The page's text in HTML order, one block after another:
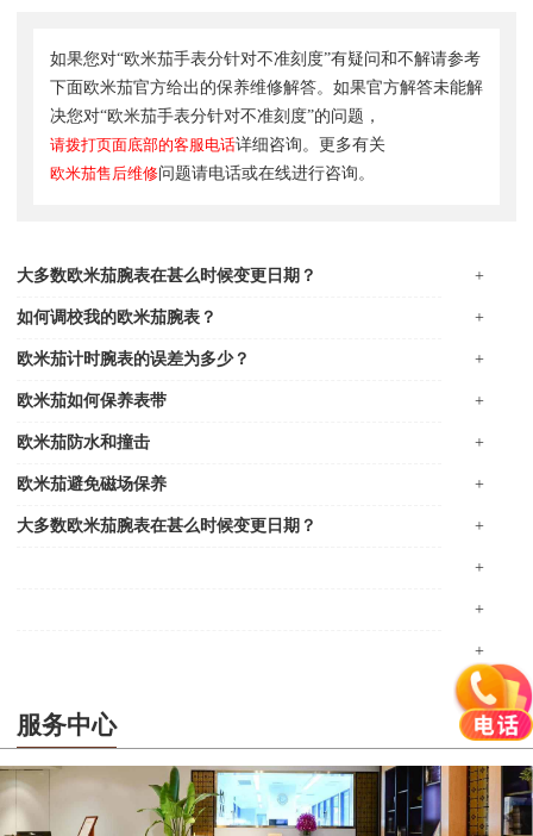
如果您对“欧米茄手表分针对不准刻度”有疑问和不解请参考
下面欧米茄官方给出的保养维修解答。如果官方解答未能解
决您对“欧米茄手表分针对不准刻度”的问题，
请拨打页面底部的客服电话详细咨询。更多有关
欧米茄售后维修问题请电话或在线进行咨询。
大多数欧米茄腕表在甚么时候变更日期？ +
如何调校我的欧米茄腕表？ +
欧米茄计时腕表的误差为多少？ +
欧米茄如何保养表带 +
欧米茄防水和撞击 +
欧米茄避免磁场保养 +
大多数欧米茄腕表在甚么时候变更日期？ +
+
+
+
服务中心